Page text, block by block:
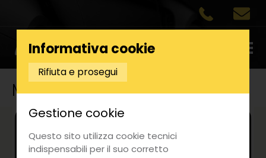
MINI
Ricerca auto
Informativa cookie
Rifiuta e prosegui
Gestione cookie
Questo sito utilizza cookie tecnici
indispensabili per il suo corretto